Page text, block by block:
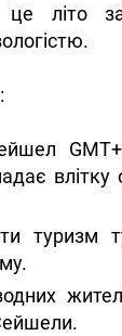
це літо
влітку
туризм